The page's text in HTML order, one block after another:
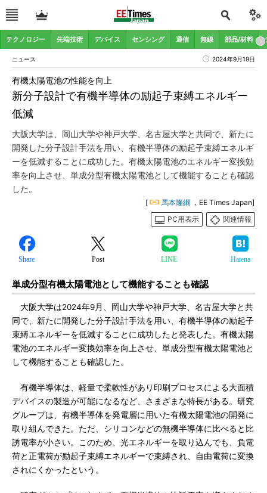
テクノロジー 先端技術 デバイス センシング 通信 無線 部品/材料
ニュース 2024年9月19日
新分子設計で有機半導体の励起子束縛エネルギー
低減
有機太陽電池の性能を向上
大阪大学は、岡山大学や神戸大学、名古屋大学と共同で、新たに
開発した分子設計手法を用い、有機半導体の励起子束縛エネルギ
ーを低減することに成功した。有機太陽電池のエネルギー変換効
率を向上させ、単成分型有機太陽電池として機能することも確認
した。
[ 馬本隆綱 ，EE Times Japan]
PC用表示
関連情報
Share Post LINE Hatena
単成分型有機太陽電池として機能することも確認
大阪大学は2024年9月、岡山大学や神戸大学、名古屋大学と共
同で、新たに開発した分子設計手法を用い、有機半導体の励起子
束縛エネルギーを低減することに成功したと発表した。有機太陽
電池のエネルギー変換効率を向上させ、単成分型有機太陽電池と
して機能することも確認した。
有機半導体は、軽量で柔軟性があり印刷プロセスによる大面積
デバイスの製造が可能になるなど、さまざまな特長がある。研究
グループは、有機半導体を発電層に用いた有機太陽電池の開発に
取り組んできた。ただ、シリコンなどの無機半導体に比べると比
誘電率が小さい。このため、光エネルギーを取り込んでも、負電
荷と正電荷が励起子束縛エネルギーで束縛され、自由電荷に変換
されにくかったという。